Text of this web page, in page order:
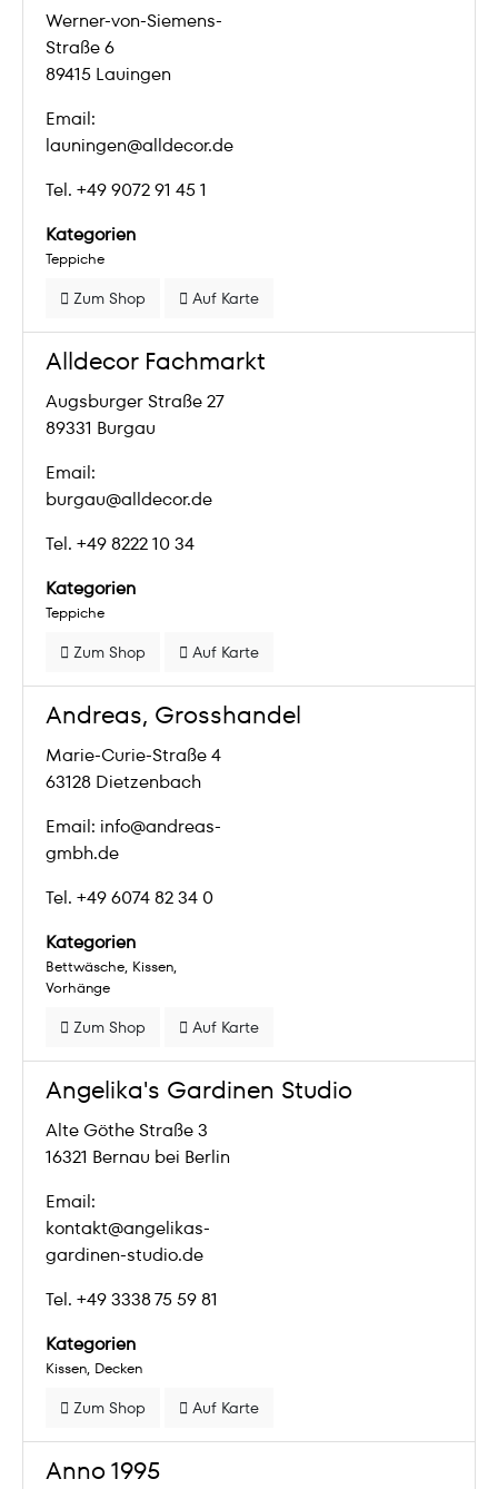
Werner-von-Siemens-
Straße 6
89415 Lauingen
Email:
launingen@alldecor.de
Tel. +49 9072 91 45 1
Kategorien
Teppiche
Zum Shop Auf Karte
Alldecor Fachmarkt
Augsburger Straße 27
89331 Burgau
Email:
burgau@alldecor.de
Tel. +49 8222 10 34
Kategorien
Teppiche
Zum Shop Auf Karte
Andreas, Grosshandel
Marie-Curie-Straße 4
63128 Dietzenbach
Email: info@andreas-
gmbh.de
Tel. +49 6074 82 34 0
Kategorien
Bettwäsche Kissen
Vorhänge
Zum Shop Auf Karte
Angelika's Gardinen Studio
Alte Göthe Straße 3
16321 Bernau bei Berlin
Email:
kontakt@angelikas-
gardinen-studio.de
Tel. +49 3338 75 59 81
Kategorien
Kissen Decken
Zum Shop Auf Karte
Anno 1995